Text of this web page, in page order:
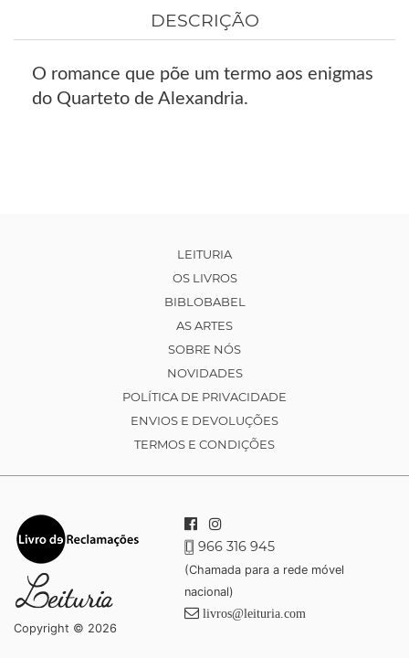
DESCRIÇÃO
O romance que põe um termo aos enigmas
do Quarteto de Alexandria.
LEITURIA
OS LIVROS
BIBLOBABEL
AS ARTES
SOBRE NÓS
NOVIDADES
POLÍTICA DE PRIVACIDADE
ENVIOS E DEVOLUÇÕES
TERMOS E CONDIÇÕES
Copyright © 2026
966 316 945
(Chamada para a rede móvel
nacional)
livros@leituria.com